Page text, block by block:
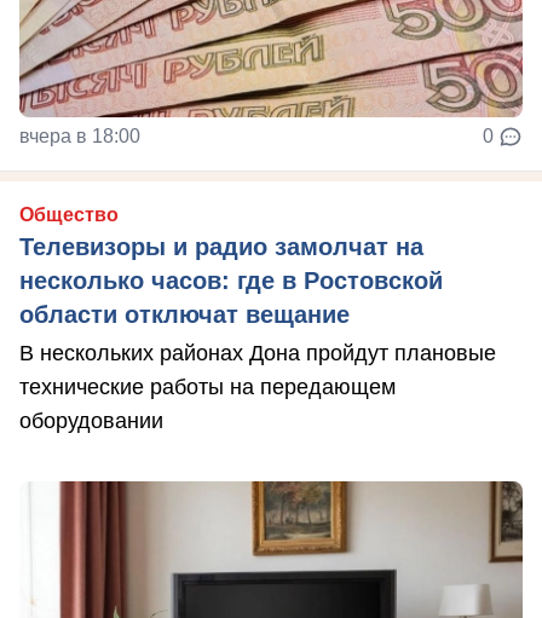
вчера в 18:00 0
Общество
Телевизоры и радио замолчат на
несколько часов: где в Ростовской
области отключат вещание
В нескольких районах Дона пройдут плановые
технические работы на передающем
оборудовании